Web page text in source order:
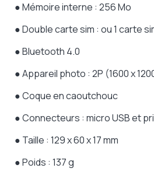
● Mémoire interne : 256 Mo
● Double carte sim : ou 1 carte
● Bluetooth 4.0
● Appareil photo : 2P (1600 x
● Coque en caoutchouc
● Connecteurs : micro USB et
● Taille : 129 x 60 x 17 mm
● Poids : 137 g